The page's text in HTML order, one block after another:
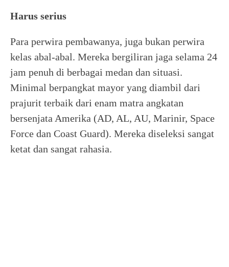
Harus serius
Para perwira pembawanya, juga bukan perwira
kelas abal-abal. Mereka bergiliran jaga selama 24
jam penuh di berbagai medan dan situasi.
Minimal berpangkat mayor yang diambil dari
prajurit terbaik dari enam matra angkatan
bersenjata Amerika (AD, AL, AU, Marinir, Space
Force dan Coast Guard). Mereka diseleksi sangat
ketat dan sangat rahasia.